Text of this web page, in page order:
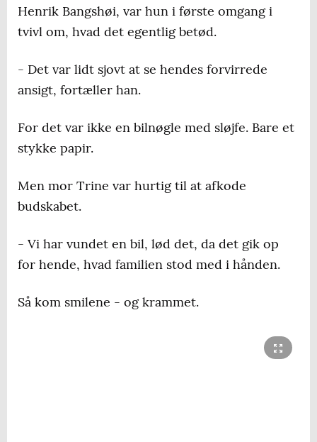
Henrik Bangshøi, var hun i første omgang i
tvivl om, hvad det egentlig betød.
- Det var lidt sjovt at se hendes forvirrede
ansigt, fortæller han.
For det var ikke en bilnøgle med sløjfe. Bare et
stykke papir.
Men mor Trine var hurtig til at afkode
budskabet.
- Vi har vundet en bil, lød det, da det gik op
for hende, hvad familien stod med i hånden.
Så kom smilene - og krammet.